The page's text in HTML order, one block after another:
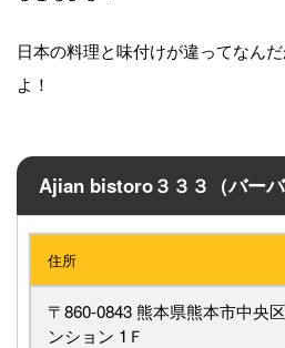
日本の料理と味付けが違ってなん
よ！
Ajian bistoro３３３（バーバ
住所
〒860-0843 熊本県熊本市中央
ンション 1Ｆ